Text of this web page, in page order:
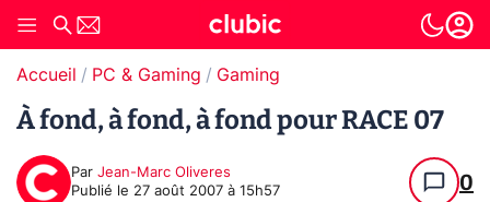
Accueil PC & Gaming Gaming
À fond, à fond, à fond pour RACE 07
Par Jean-Marc Oliveres
Publié le 27 août 2007 à 15h57 0